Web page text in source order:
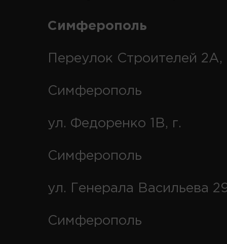
Симферополь
Переулок Строителей 2А,
Симферополь
ул. Федоренко 1В, г.
Симферополь
ул. Генерала Васильева
Симферополь